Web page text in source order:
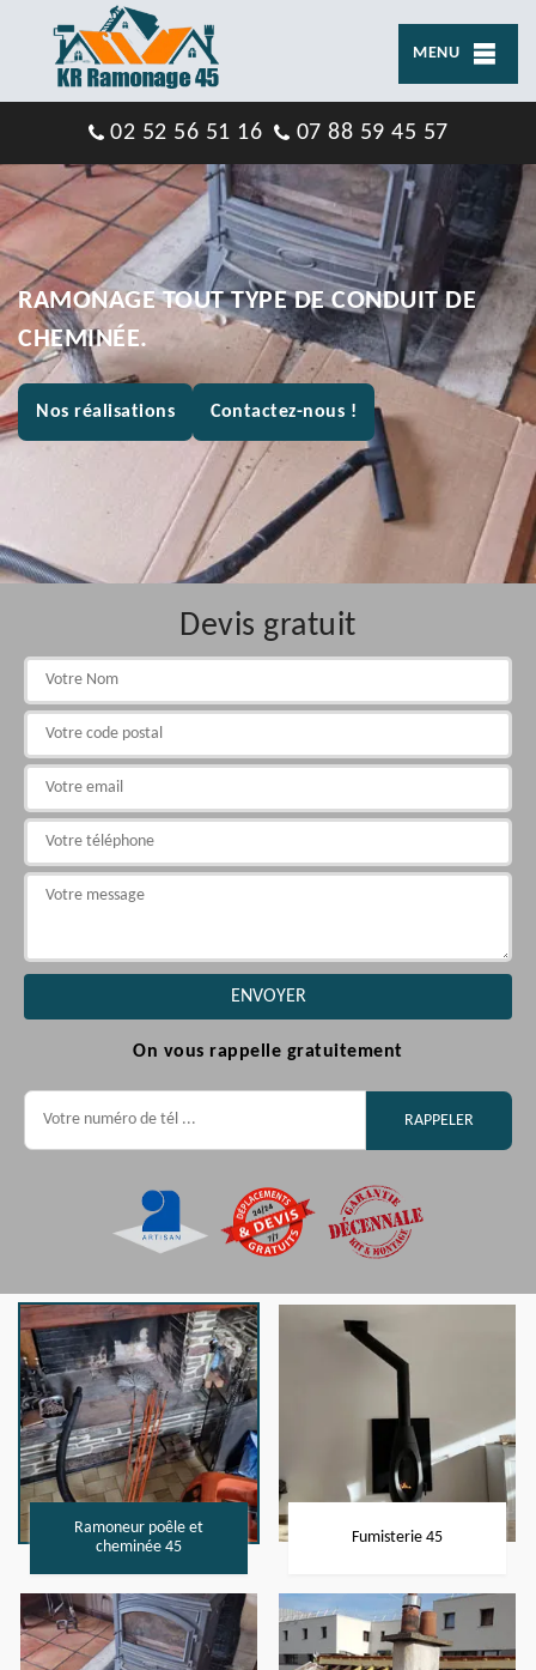
MENU
02 52 56 51 16 07 88 59 45 57
RAMONAGE TOUT TYPE DE CONDUIT DE
CHEMINÉE.
Nos réalisations Contactez-nous !
Devis gratuit
On vous rappelle gratuitement
Ramoneur poêle et
cheminée 45
Fumisterie 45